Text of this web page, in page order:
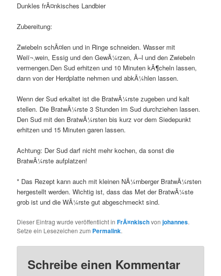
Dunkles frÃ¤nkisches Landbier
Zubereitung:
Zwiebeln schÃ¤len und in Ringe schneiden. Wasser mit
Weiï¬‚wein, Essig und den GewÃ¼rzen, Ã–l und den Zwiebeln
vermengen.Den Sud erhitzen und 10 Minuten kÃ¶cheln lassen,
dann von der Herdplatte nehmen und abkÃ¼hlen lassen.
Wenn der Sud erkaltet ist die BratwÃ¼rste zugeben und kalt
stellen. Die BratwÃ¼rste 3 Stunden im Sud durchziehen lassen.
Den Sud mit den BratwÃ¼rsten bis kurz vor dem Siedepunkt
erhitzen und 15 Minuten garen lassen.
Achtung: Der Sud darf nicht mehr kochen, da sonst die
BratwÃ¼rste aufplatzen!
* Das Rezept kann auch mit kleinen NÃ¼rnberger BratwÃ¼rsten
hergestellt werden. Wichtig ist, dass das Met der BratwÃ¼ste
grob ist und die WÃ¼rste gut abgeschmeckt sind.
Dieser Eintrag wurde veröffentlicht inFrÃ¤nkischvonjohannes.
Setze ein Lesezeichen zum Permalink.
Schreibe einen Kommentar